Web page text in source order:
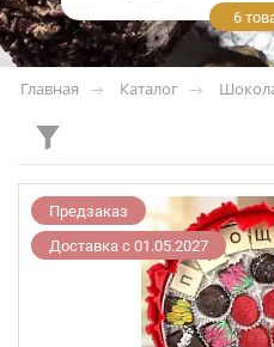
6
Главная Каталог
Предзаказ
Доставка с 01.05.2027